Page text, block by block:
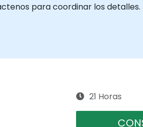
para coordinar los detalles.
21 Horas